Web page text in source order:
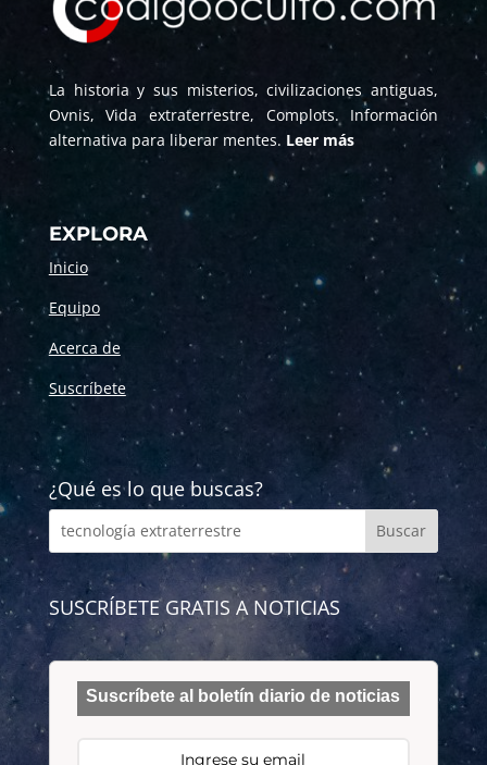
La historia y sus misterios, civilizaciones antiguas,
Ovnis, Vida extraterrestre, Complots. Información
alternativa para liberar mentes. Leer más
EXPLORA
Inicio
Equipo
Acerca de
Suscríbete
¿Qué es lo que buscas?
SUSCRÍBETE GRATIS A NOTICIAS
Suscríbete al boletín diario de noticias